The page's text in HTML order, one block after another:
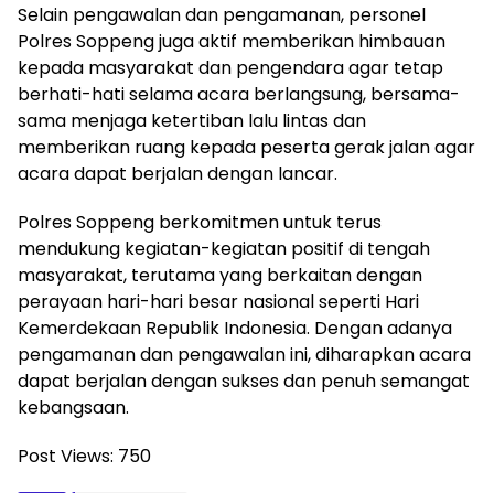
Selain pengawalan dan pengamanan, personel
Polres Soppeng juga aktif memberikan himbauan
kepada masyarakat dan pengendara agar tetap
berhati-hati selama acara berlangsung, bersama-
sama menjaga ketertiban lalu lintas dan
memberikan ruang kepada peserta gerak jalan agar
acara dapat berjalan dengan lancar.
Polres Soppeng berkomitmen untuk terus
mendukung kegiatan-kegiatan positif di tengah
masyarakat, terutama yang berkaitan dengan
perayaan hari-hari besar nasional seperti Hari
Kemerdekaan Republik Indonesia. Dengan adanya
pengamanan dan pengawalan ini, diharapkan acara
dapat berjalan dengan sukses dan penuh semangat
kebangsaan.
Post Views: 750